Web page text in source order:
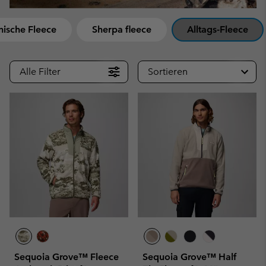
Fleece Sherpa fleece Alltags-Fleece
Alle Filter Sortieren
Sequoia Grove™ Fleece
Sequoia Grove™ Half